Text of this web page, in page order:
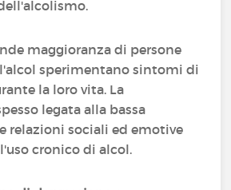
maggioranza di persone
sperimentano sintomi di
la loro vita. La
legata alla bassa
relazioni sociali ed emotive
cronico di alcol.